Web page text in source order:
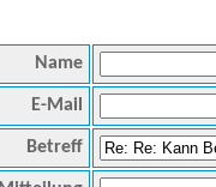
Name
E-Mail
Betreff